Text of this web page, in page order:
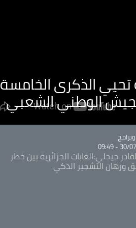
تحيي الذكرى الخامسة
الوطني الشعبي
30/07/
جيجلي:الغابات الجزائرية بين خطر
ورهان التشجير الذكي